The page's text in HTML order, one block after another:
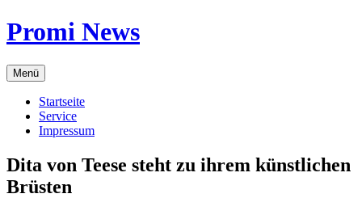
Zum
Inhalt
Promi News
Menü
Startseite
Service
Impressum
Dita von Teese steht zu ihrem künstlichen
Brüsten